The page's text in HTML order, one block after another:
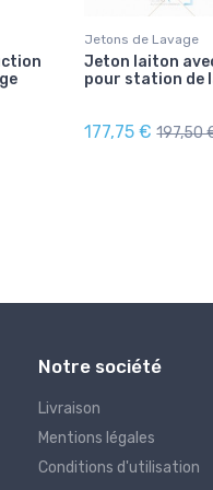
Jetons de Lavage
Jeton laiton
pour station de
177,75 € 197,50
Notre société
Livraison
Mentions légales
Conditions d'utilisation